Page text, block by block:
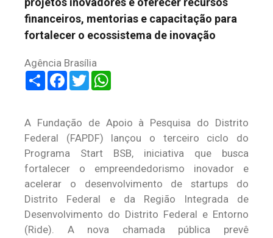
financeiros, mentorias e capacitação para
fortalecer o ecossistema de inovação
Agência Brasília
ShareFacebook
Twitter
A Fundação de Apoio à Pesquisa do Distrito
Federal (FAPDF) lançou o terceiro ciclo do
Programa Start BSB, iniciativa que busca
fortalecer o empreendedorismo inovador e
acelerar o desenvolvimento de startups do
Distrito Federal e da Região Integrada de
Desenvolvimento do Distrito Federal e Entorno
(Ride). A nova chamada pública prevê